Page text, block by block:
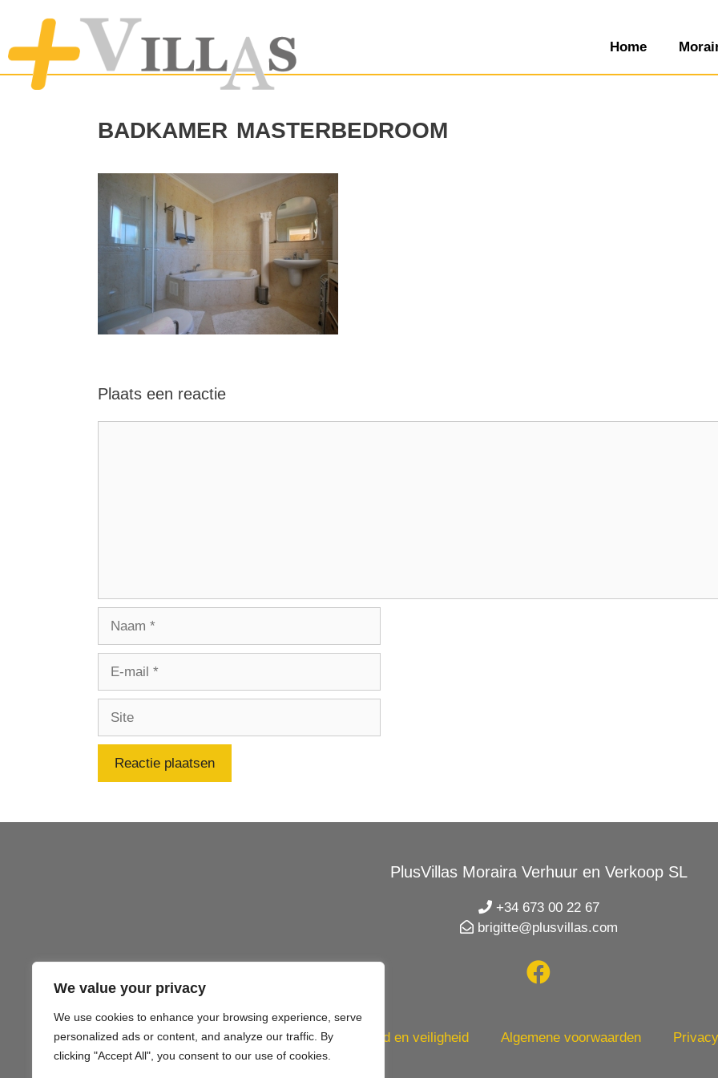
We value your privacy
We use cookies to enhance your browsing experience, serve
personalized ads or content, and analyze our traffic. By
clicking "Accept All", you consent to our use of cookies.
Home
badkamer masterbedroom
Plaats een reactie
PlusVillas Moraira Verhuur en Verkoop SL
+34 673 00 22 67
brigitte@plusvillas.com
Gezondheid en veiligheid Algemene voorwaarden